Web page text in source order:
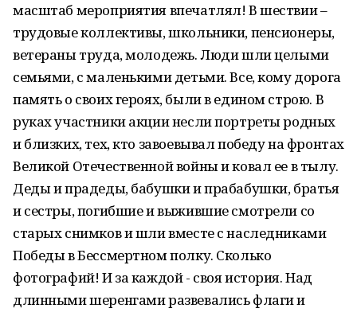
масштаб мероприятия впечатлял! В шествии –
трудовые коллективы, школьники, пенсионеры,
ветераны труда, молодежь. Люди шли целыми
семьями, с маленькими детьми. Все, кому дорога
память о своих героях, были в едином строю. В
руках участники акции несли портреты родных
и близких, тех, кто завоевывал победу на фронтах
Великой Отечественной войны и ковал ее в тылу.
Деды и прадеды, бабушки и прабабушки, братья
и сестры, погибшие и выжившие смотрели со
старых снимков и шли вместе с наследниками
Победы в Бессмертном полку. Сколько
фотографий! И за каждой - своя история. Над
длинными шеренгами развевались флаги и